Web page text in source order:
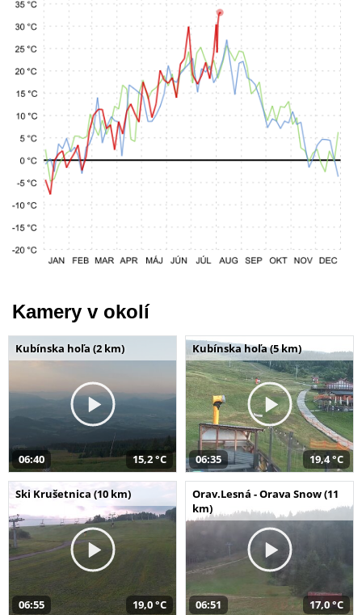
Kamery v okolí
Kubínska hoľa (2 km)
06:40 15,2 °C
Kubínska hoľa (5 km)
06:35 19,4 °C
Ski Krušetnica (10 km)
06:55 19,0 °C
Orav.Lesná - Orava Snow (11
km)
06:51 17,0 °C